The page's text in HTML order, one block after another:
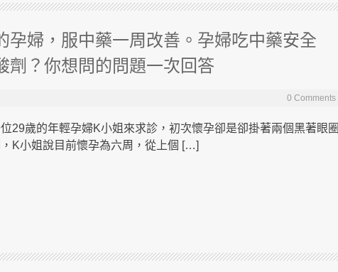
孕婦，服中藥一周改善。孕婦吃中藥安全
劑？你想問的問題一次回答
0 Comments
位29歲的年輕孕婦K小姐來求診，初次懷孕卻是卻掛著兩個黑著眼圈
K小姐說目前懷孕為六周，從上個 […]